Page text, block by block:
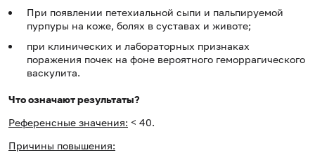
При появлении петехиальной сыпи и пальпируемой
пурпуры на коже, болях в суставах и животе;
при клинических и лабораторных признаках
поражения почек на фоне вероятного геморрагического
васкулита.
Что означают результаты?
Референсные значения: < 40.
Причины повышения: